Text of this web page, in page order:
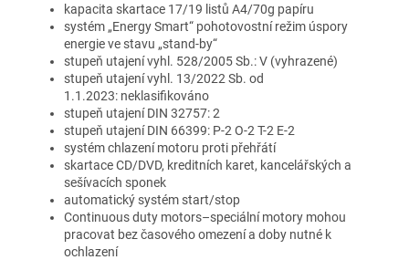
kapacita skartace 17/19 listů A4/70g papíru
systém „Energy Smart“ pohotovostní režim úspory
energie ve stavu „stand-by“
stupeň utajení vyhl. 528/2005 Sb.: V (vyhrazené)
stupeň utajení vyhl. 13/2022 Sb. od
1.1.2023: neklasifikováno
stupeň utajení DIN 32757: 2
stupeň utajení DIN 66399: P-2 O-2 T-2 E-2
systém chlazení motoru proti přehřátí
skartace CD/DVD, kreditních karet, kancelářských a
sešívacích sponek
automatický systém start/stop
Continuous duty motors–speciální motory mohou
pracovat bez časového omezení a doby nutné k
ochlazení